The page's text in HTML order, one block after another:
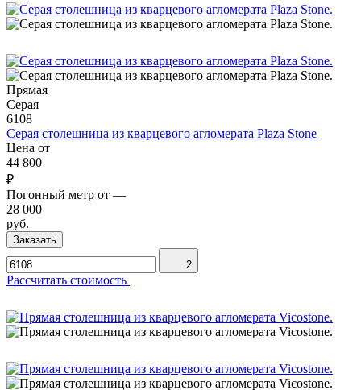
Прямая
Серая
6108
Серая столешница из кварцевого агломерата Plaza Stone
Цена от
44 800
₽
Погонный метр от —
28 000
руб.
Заказать
2
Рассчитать стоимость